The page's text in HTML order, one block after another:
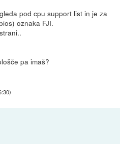
pod cpu support list in je za
oznaka FJI.
pa imaš?
)